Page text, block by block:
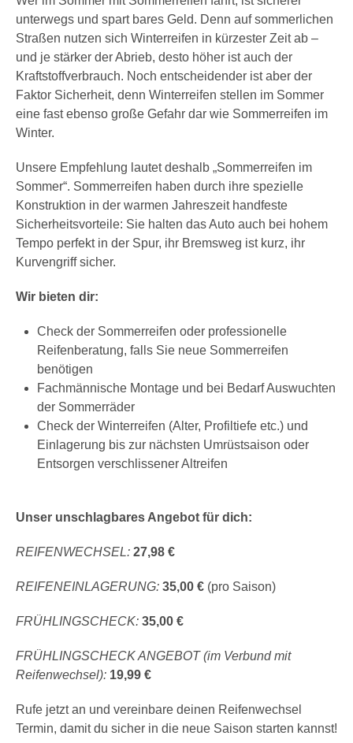
unterwegs und spart bares Geld. Denn auf sommerlichen
Straßen nutzen sich Winterreifen in kürzester Zeit ab –
und je stärker der Abrieb, desto höher ist auch der
Kraftstoffverbrauch. Noch entscheidender ist aber der
Faktor Sicherheit, denn Winterreifen stellen im Sommer
eine fast ebenso große Gefahr dar wie Sommerreifen im
Winter.
Unsere Empfehlung lautet deshalb „Sommerreifen im
Sommer“. Sommerreifen haben durch ihre spezielle
Konstruktion in der warmen Jahreszeit handfeste
Sicherheitsvorteile: Sie halten das Auto auch bei hohem
Tempo perfekt in der Spur, ihr Bremsweg ist kurz, ihr
Kurvengriff sicher.
Wir bieten dir:
Check der Sommerreifen oder professionelle
Reifenberatung, falls Sie neue Sommerreifen
benötigen
Fachmännische Montage und bei Bedarf Auswuchten
der Sommerräder
Check der Winterreifen (Alter, Profiltiefe etc.) und
Einlagerung bis zur nächsten Umrüstsaison oder
Entsorgen verschlissener Altreifen
Unser unschlagbares Angebot für dich:
REIFENWECHSEL: 27,98 €
REIFENEINLAGERUNG: 35,00 € (pro Saison)
FRÜHLINGSCHECK: 35,00 €
FRÜHLINGSCHECK ANGEBOT (im Verbund mit
Reifenwechsel): 19,99 €
Rufe jetzt an und vereinbare deinen Reifenwechsel
Termin, damit du sicher in die neue Saison starten kannst!